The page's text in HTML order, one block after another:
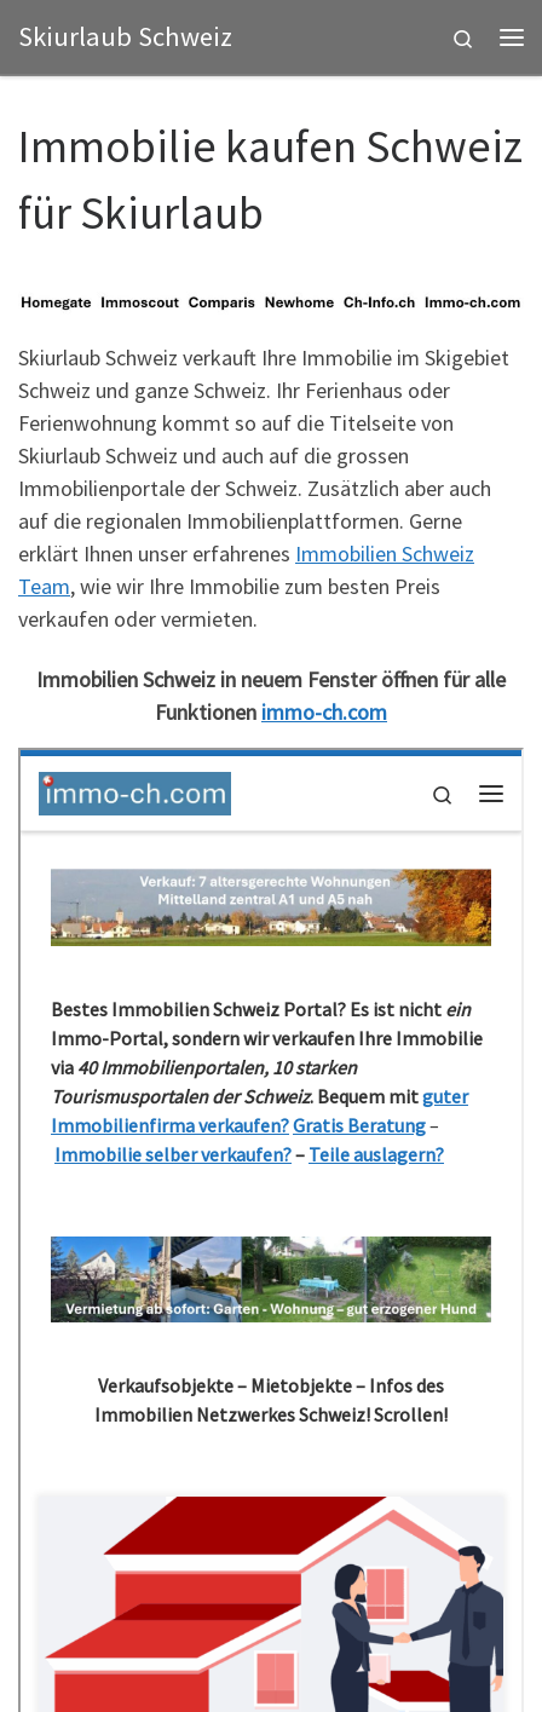
Zum Inhalt springen
Skiurlaub Schweiz
Search
Immobilie kaufen Schweiz
für Skiurlaub
Skiurlaub Schweiz verkauft Ihre Immobilie im Skigebiet
Schweiz und ganze Schweiz. Ihr Ferienhaus oder
Ferienwohnung kommt so auf die Titelseite von
Skiurlaub Schweiz und auch auf die grossen
Immobilienportale der Schweiz. Zusätzlich aber auch
auf die regionalen Immobilienplattformen. Gerne
erklärt Ihnen unser erfahrenes Immobilien Schweiz
Team, wie wir Ihre Immobilie zum besten Preis
verkaufen oder vermieten.
Immobilien Schweiz in neuem Fenster öffnen für alle
Funktionen immo-ch.com